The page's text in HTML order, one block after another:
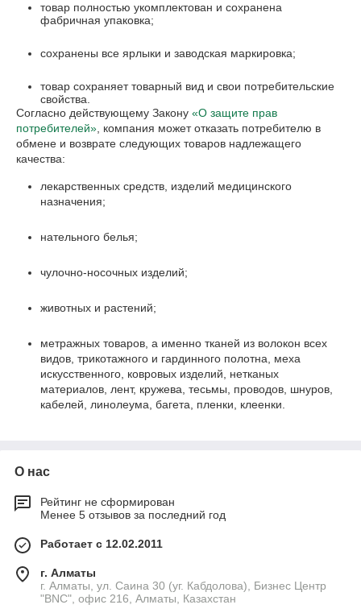
товар полностью укомплектован и сохранена
фабричная упаковка;
сохранены все ярлыки и заводская маркировка;
товар сохраняет товарный вид и свои потребительские
свойства.
Согласно действующему Закону «О защите прав
потребителей» , компания может отказать потребителю в
обмене и возврате следующих товаров надлежащего
качества:
лекарственных средств, изделий медицинского
назначения;
нательного белья;
чулочно-носочных изделий;
животных и растений;
метражных товаров, а именно тканей из волокон всех
видов, трикотажного и гардинного полотна, меха
искусственного, ковровых изделий, нетканых
материалов, лент, кружева, тесьмы, проводов, шнуров,
кабелей, линолеума, багета, пленки, клеенки.
О нас
Рейтинг не сформирован
Менее 5 отзывов за последний год
Работает с 12.02.2011
г. Алматы
г. Алматы, ул. Саина 30 (уг. Кабдолова), Бизнес Центр
"BNC", офис 216, Алматы, Казахстан